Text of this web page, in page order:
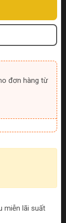
miễn lãi suất